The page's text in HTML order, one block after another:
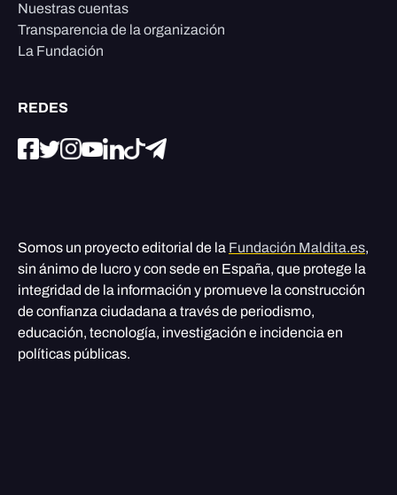
Nuestras cuentas
Transparencia de la organización
La Fundación
REDES
Somos un proyecto editorial de la Fundación Maldita.es,
sin ánimo de lucro y con sede en España, que protege la
integridad de la información y promueve la construcción
de confianza ciudadana a través de periodismo,
educación, tecnología, investigación e incidencia en
políticas públicas.